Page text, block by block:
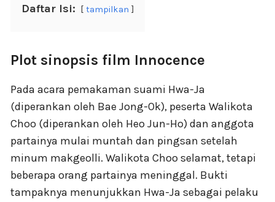
Daftar Isi: tampilkan
Plot sinopsis film Innocence
Pada acara pemakaman suami Hwa-Ja
(diperankan oleh Bae Jong-Ok), peserta Walikota
Choo (diperankan oleh Heo Jun-Ho) dan anggota
partainya mulai muntah dan pingsan setelah
minum makgeolli. Walikota Choo selamat, tetapi
beberapa orang partainya meninggal. Bukti
tampaknya menunjukkan Hwa-Ja sebagai pelaku